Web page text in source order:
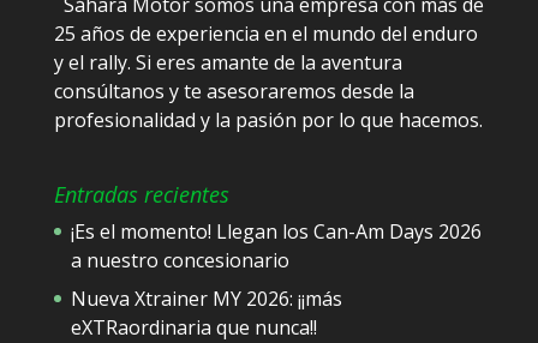
25 años de experiencia en el mundo del enduro
y el rally. Si eres amante de la aventura
consúltanos y te asesoraremos desde la
profesionalidad y la pasión por lo que hacemos.
Entradas recientes
¡Es el momento! Llegan los Can-Am Days 2026
a nuestro concesionario
Nueva Xtrainer MY 2026: ¡¡más
eXTRaordinaria que nunca!!